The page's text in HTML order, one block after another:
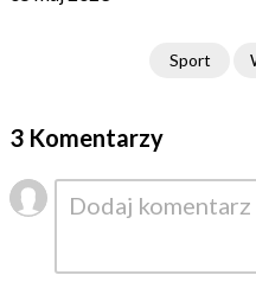
Sport
3 Komentarzy